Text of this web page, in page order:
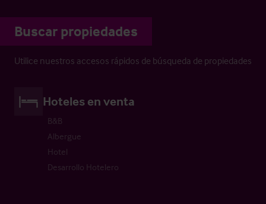
Buscar propiedades
Utilice nuestros accesos rápidos de búsqueda de propiedades
Hoteles en venta
B&B
Albergue
Hotel
Desarrollo Hotelero